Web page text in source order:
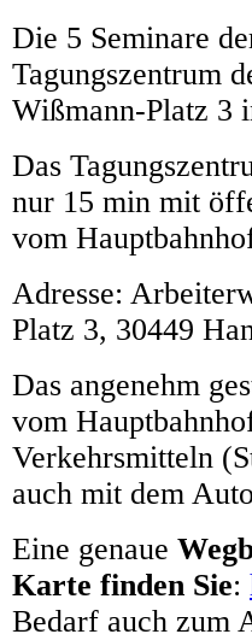
Die 5 Seminare
Tagungszentrum
Wißmann-Platz 3
Das
nur 15 min mit
vom
Adresse:
Platz 3, 30449
Das angenehm
vom
Verkehrsmitteln
auch mit dem
Eine genaue
Karte finden Sie:
Bedarf auch zum